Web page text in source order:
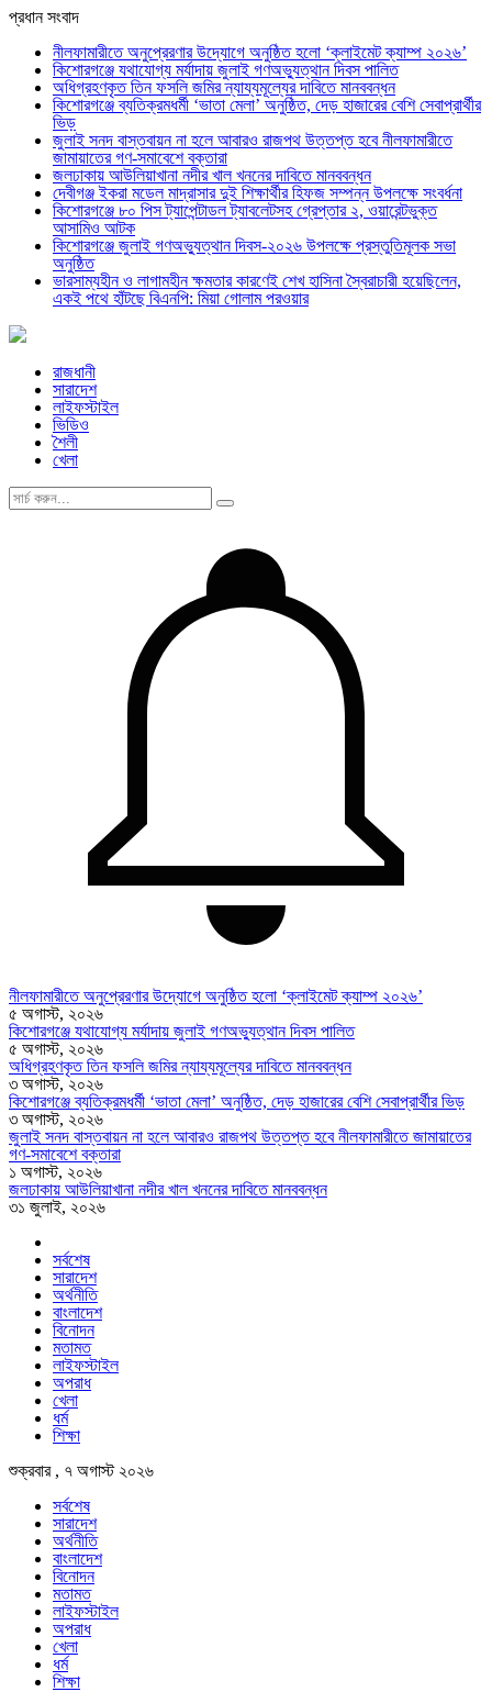
প্রধান সংবাদ
নীলফামারীতে অনুপ্রেরণার উদ্যোগে অনুষ্ঠিত হলো ‘ক্লাইমেট ক্যাম্প ২০২৬’
কিশোরগঞ্জে যথাযোগ্য মর্যাদায় জুলাই গণঅভ্যুত্থান দিবস পালিত
অধিগ্রহণকৃত তিন ফসলি জমির ন্যায্যমূল্যের দাবিতে মানববন্ধন
কিশোরগঞ্জে ব্যতিক্রমধর্মী ‘ভাতা মেলা’ অনুষ্ঠিত, দেড় হাজারের বেশি সেবাপ্রার্থীর
ভিড়
জুলাই সনদ বাস্তবায়ন না হলে আবারও রাজপথ উত্তপ্ত হবে নীলফামারীতে
জামায়াতের গণ-সমাবেশে বক্তারা
জলঢাকায় আউলিয়াখানা নদীর খাল খননের দাবিতে মানববন্ধন
দেবীগঞ্জ ইকরা মডেল মাদ্রাসার দুই শিক্ষার্থীর হিফজ সম্পন্ন উপলক্ষে সংবর্ধনা
কিশোরগঞ্জে ৮০ পিস ট্যাপেন্টাডল ট্যাবলেটসহ গ্রেপ্তার ২, ওয়ারেন্টভুক্ত
আসামিও আটক
কিশোরগঞ্জে জুলাই গণঅভ্যুত্থান দিবস-২০২৬ উপলক্ষে প্রস্তুতিমূলক সভা
অনুষ্ঠিত
ভারসাম্যহীন ও লাগামহীন ক্ষমতার কারণেই শেখ হাসিনা স্বৈরাচারী হয়েছিলেন,
একই পথে হাঁটছে বিএনপি: মিয়া গোলাম পরওয়ার
রাজধানী
সারাদেশ
লাইফস্টাইল
ভিডিও
শৈলী
খেলা
নীলফামারীতে অনুপ্রেরণার উদ্যোগে অনুষ্ঠিত হলো ‘ক্লাইমেট ক্যাম্প ২০২৬’
৫ অগাস্ট, ২০২৬
কিশোরগঞ্জে যথাযোগ্য মর্যাদায় জুলাই গণঅভ্যুত্থান দিবস পালিত
৫ অগাস্ট, ২০২৬
অধিগ্রহণকৃত তিন ফসলি জমির ন্যায্যমূল্যের দাবিতে মানববন্ধন
৩ অগাস্ট, ২০২৬
কিশোরগঞ্জে ব্যতিক্রমধর্মী ‘ভাতা মেলা’ অনুষ্ঠিত, দেড় হাজারের বেশি সেবাপ্রার্থীর ভিড়
৩ অগাস্ট, ২০২৬
জুলাই সনদ বাস্তবায়ন না হলে আবারও রাজপথ উত্তপ্ত হবে নীলফামারীতে জামায়াতের
গণ-সমাবেশে বক্তারা
১ অগাস্ট, ২০২৬
জলঢাকায় আউলিয়াখানা নদীর খাল খননের দাবিতে মানববন্ধন
৩১ জুলাই, ২০২৬
সর্বশেষ
সারাদেশ
অর্থনীতি
বাংলাদেশ
বিনোদন
মতামত
লাইফস্টাইল
অপরাধ
খেলা
ধর্ম
শিক্ষা
শুক্রবার , ৭ অগাস্ট ২০২৬
সর্বশেষ
সারাদেশ
অর্থনীতি
বাংলাদেশ
বিনোদন
মতামত
লাইফস্টাইল
অপরাধ
খেলা
ধর্ম
শিক্ষা